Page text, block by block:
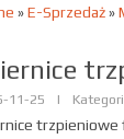
»E-Sprzedaż»
11-25 |
trzpieniowe